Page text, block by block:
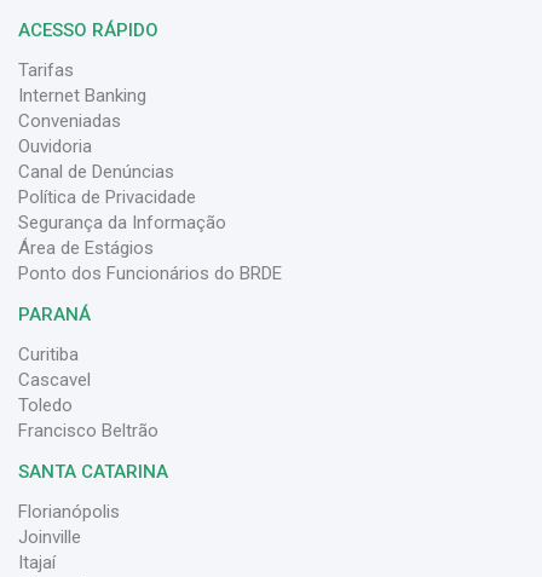
ACESSO RÁPIDO
Tarifas
Internet Banking
Conveniadas
Ouvidoria
Canal de Denúncias
Política de Privacidade
Segurança da Informação
Área de Estágios
Ponto dos Funcionários do BRDE
PARANÁ
Curitiba
Cascavel
Toledo
Francisco Beltrão
SANTA CATARINA
Florianópolis
Joinville
Itajaí